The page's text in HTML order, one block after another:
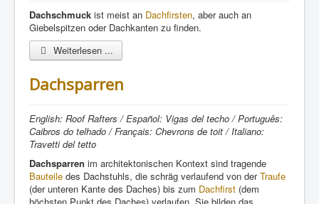
Dachschmuck ist meist an Dachfirsten, aber auch an
Giebelspitzen oder Dachkanten zu finden.
Weiterlesen ...
Dachsparren
English: Roof Rafters / Español: Vigas del techo / Português:
Caibros do telhado / Français: Chevrons de toit / Italiano:
Travetti del tetto
Dachsparren im architektonischen Kontext sind tragende
Bauteile des Dachstuhls, die schräg verlaufend von derTraufe
(der unteren Kante des Daches) bis zum Dachfirst (dem
höchsten Punkt des Daches) verlaufen. Sie bilden das